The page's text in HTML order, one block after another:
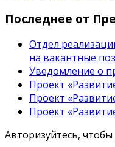
Последнее от
Отдел
на вакантные
Уведомление о
Проект
Проект
Проект
Авторизуйтесь,